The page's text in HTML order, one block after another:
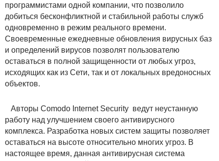
программистами одной компании, что позволило
добиться бесконфликтной и стабильной работы служб
одновременно в режим реального времени.
Своевременные ежедневные обновления вирусных баз
и определений вирусов позволят пользователю
оставаться в полной защищенности от любых угроз,
исходящих как из Сети, так и от локальных вредоносных
объектов.
Авторы Comodo Internet Security ведут неустанную
работу над улучшением своего антивирусного
комплекса. Разработка новых систем защиты позволяет
оставаться на высоте относительно многих угроз. В
настоящее время, данная антивирусная система